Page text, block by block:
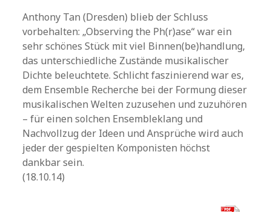
Anthony Tan (Dresden) blieb der Schluss
vorbehalten: „Observing the Ph(r)ase“ war ein
sehr schönes Stück mit viel Binnen(be)handlung,
das unterschiedliche Zustände musikalischer
Dichte beleuchtete. Schlicht faszinierend war es,
dem Ensemble Recherche bei der Formung dieser
musikalischen Welten zuzusehen und zuzuhören
– für einen solchen Ensembleklang und
Nachvollzug der Ideen und Ansprüche wird auch
jeder der gespielten Komponisten höchst
dankbar sein.
(18.10.14)